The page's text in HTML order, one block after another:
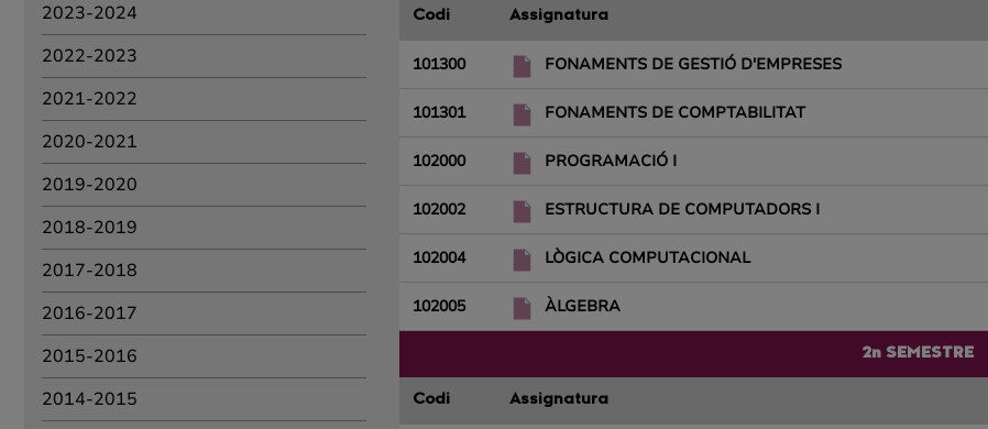
2023-2024
2022-2023
2021-2022
2020-2021
2019-2020
2018-2019
2017-2018
2016-2017
2015-2016
2014-2015
Codi Assignatura
101300 FONAMENTS DE GESTIÓ D'EMPRESES
101301 FONAMENTS DE COMPTABILITAT
102000 PROGRAMACIÓ I
102002 ESTRUCTURA DE COMPUTADORS I
102004 LÒGICA COMPUTACIONAL
102005 ÀLGEBRA
2n SEMESTRE
Codi Assignatura